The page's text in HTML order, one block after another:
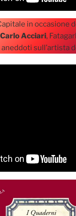
in occasione
Carlo Acciari,
sull’artista